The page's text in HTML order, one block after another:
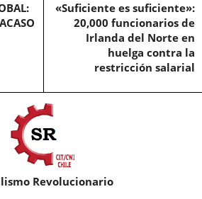
«Suficiente es suficiente»:
20,000 funcionarios de
Irlanda del Norte en
huelga contra la
restricción salarial
Revolucionario